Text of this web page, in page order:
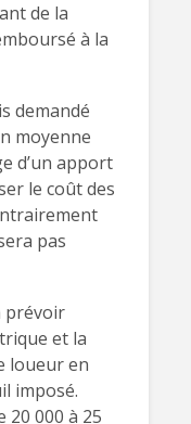
de la
à la
demandé
moyenne
d’un apport
le coût des
pas
prévoir
et la
loueur en
imposé.
20 000 à 25